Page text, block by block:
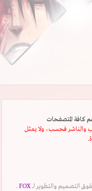
والناشر فحسب، ولا يمثل
التصميم والتطوير لــFOX
.